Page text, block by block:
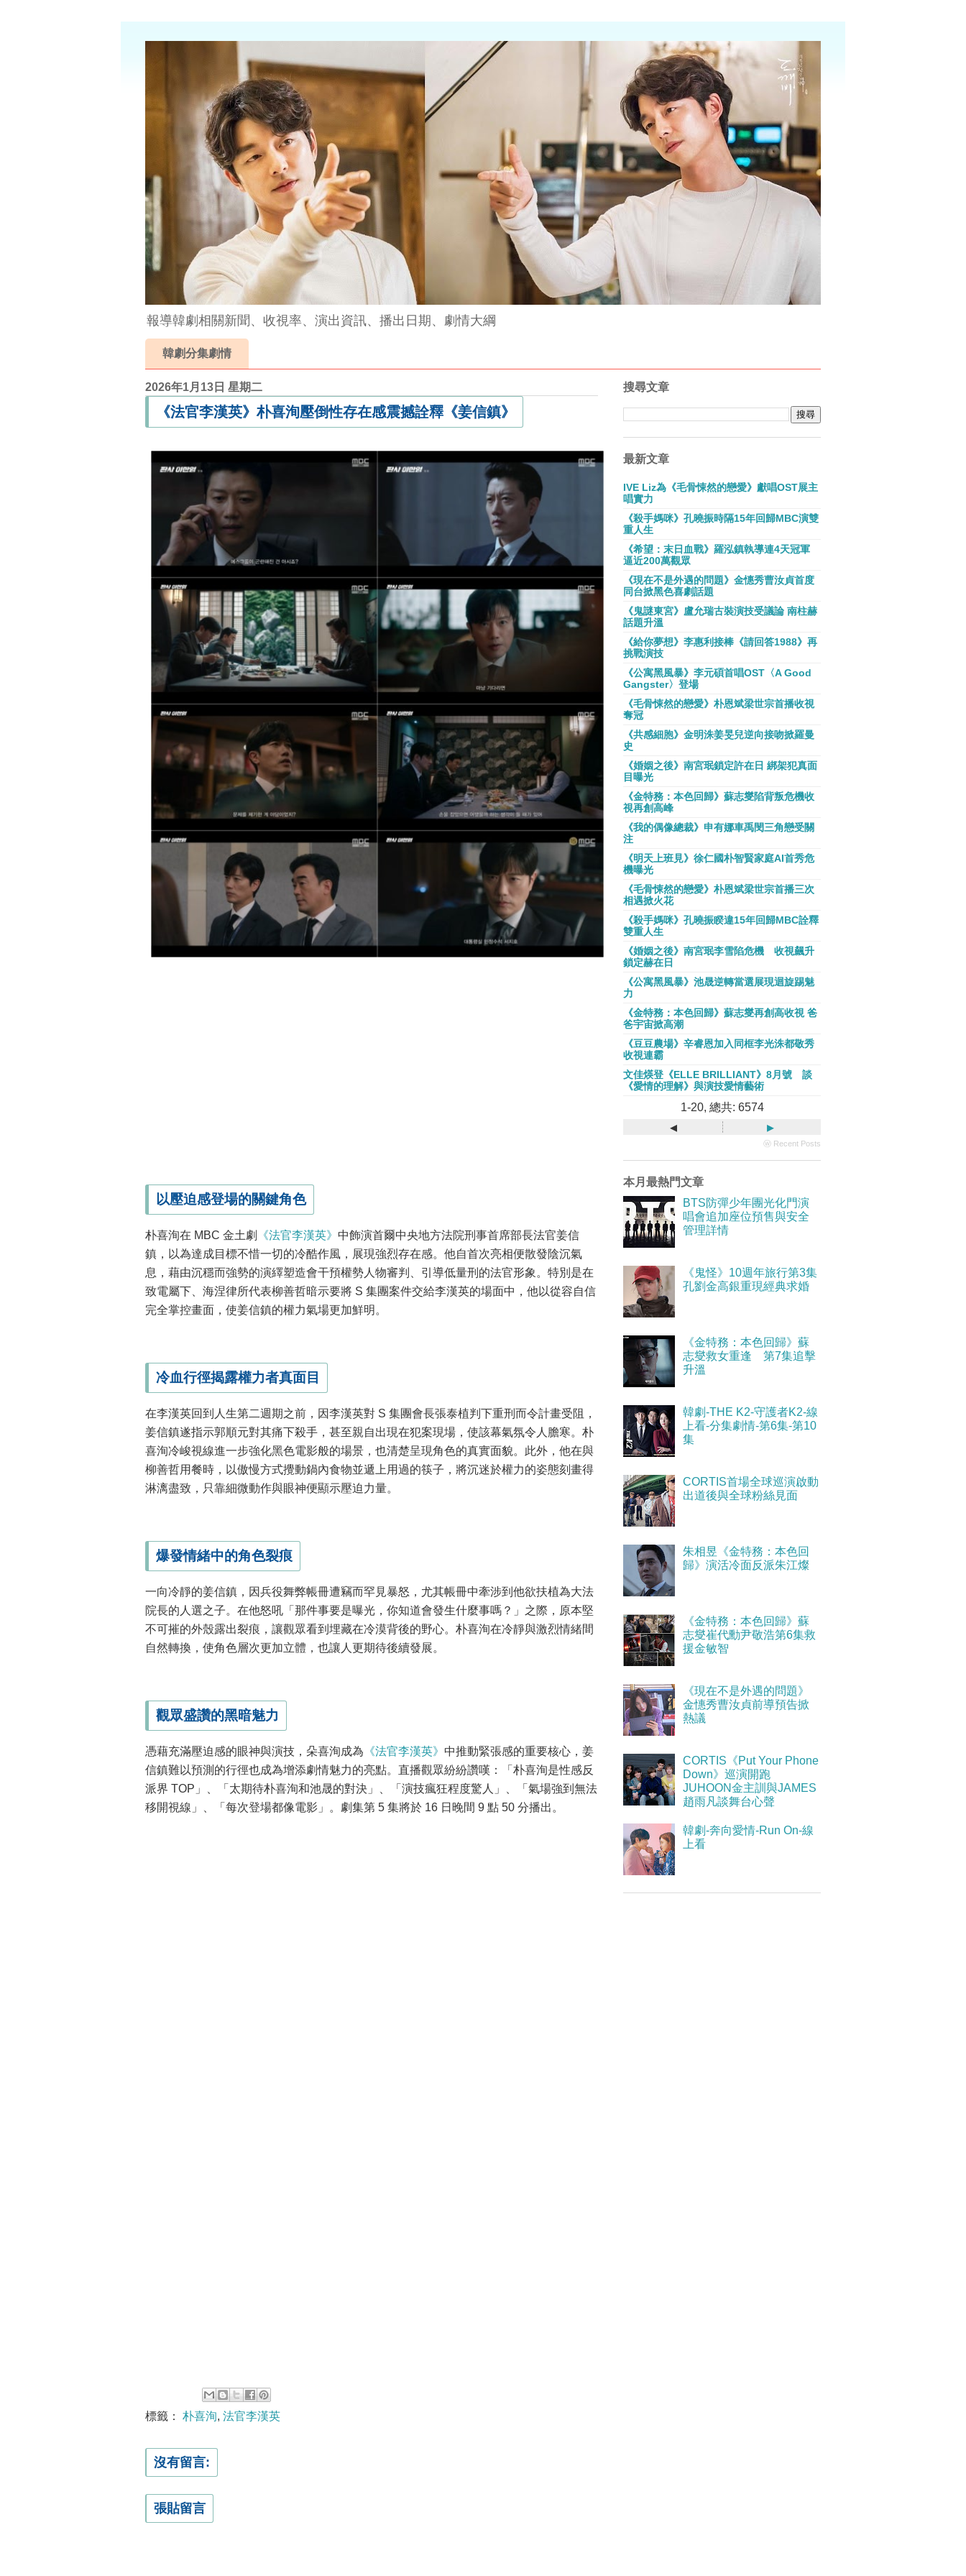
報導韓劇相關新聞、收視率、演出資訊、播出日期、劇情大綱
韓劇分集劇情
2026年1月13日 星期二
《法官李漢英》朴喜洵壓倒性存在感震撼詮釋《姜信鎮》
以壓迫感登場的關鍵角色
朴喜洵在 MBC 金土劇 《法官李漢英》 中飾演首爾中央地方法院刑事首席部長法官姜信
鎮，以為達成目標不惜一切的冷酷作風，展現強烈存在感。他自首次亮相便散發陰沉氣
息，藉由沉穩而強勢的演繹塑造會干預權勢人物審判、引導低量刑的法官形象。特別是在
致電屬下、海涅律所代表柳善哲暗示要將 S 集團案件交給李漢英的場面中，他以從容自信
完全掌控畫面，使姜信鎮的權力氣場更加鮮明。
冷血行徑揭露權力者真面目
在李漢英回到人生第二週期之前，因李漢英對 S 集團會長張泰植判下重刑而令計畫受阻，
姜信鎮遂指示郭順元對其痛下殺手，甚至親自出現在犯案現場，使該幕氣氛令人膽寒。朴
喜洵冷峻視線進一步強化黑色電影般的場景，也清楚呈現角色的真實面貌。此外，他在與
柳善哲用餐時，以傲慢方式攪動鍋內食物並遞上用過的筷子，將沉迷於權力的姿態刻畫得
淋漓盡致，只靠細微動作與眼神便顯示壓迫力量。
爆發情緒中的角色裂痕
一向冷靜的姜信鎮，因兵役舞弊帳冊遭竊而罕見暴怒，尤其帳冊中牽涉到他欲扶植為大法
院長的人選之子。在他怒吼「那件事要是曝光，你知道會發生什麼事嗎？」之際，原本堅
不可摧的外殼露出裂痕，讓觀眾看到埋藏在冷漠背後的野心。朴喜洵在冷靜與激烈情緒間
自然轉換，使角色層次更加立體，也讓人更期待後續發展。
觀眾盛讚的黑暗魅力
憑藉充滿壓迫感的眼神與演技，朵喜洵成為 《法官李漢英》 中推動緊張感的重要核心，姜
信鎮難以預測的行徑也成為增添劇情魅力的亮點。直播觀眾紛紛讚嘆：「朴喜洵是性感反
派界 TOP」、「太期待朴喜洵和池晟的對決」、「演技瘋狂程度驚人」、「氣場強到無法
移開視線」、「每次登場都像電影」。劇集第 5 集將於 16 日晚間 9 點 50 分播出。
標籤： 朴喜洵, 法官李漢英
沒有留言:
張貼留言
搜尋文章
最新文章
IVE Liz為《毛骨悚然的戀愛》獻唱OST展主
唱實力
《殺手媽咪》孔曉振時隔15年回歸MBC演雙
重人生
《希望：末日血戰》羅泓鎮執導連4天冠軍
逼近200萬觀眾
《現在不是外遇的問題》金憓秀曹汝貞首度
同台掀黑色喜劇話題
《鬼謎東宮》盧允瑞古裝演技受議論 南柱赫
話題升溫
《給你夢想》李惠利接棒《請回答1988》再
挑戰演技
《公寓黑風暴》李元碩首唱OST〈A Good
Gangster〉登場
《毛骨悚然的戀愛》朴恩斌梁世宗首播收視
奪冠
《共感細胞》金明洙姜旻兒逆向接吻掀羅曼
史
《婚姻之後》南宮珉鎖定許在日 綁架犯真面
目曝光
《金特務：本色回歸》蘇志燮陷背叛危機收
視再創高峰
《我的偶像總裁》申有娜車禹閔三角戀受關
注
《明天上班見》徐仁國朴智賢家庭AI首秀危
機曝光
《毛骨悚然的戀愛》朴恩斌梁世宗首播三次
相遇掀火花
《殺手媽咪》孔曉振睽違15年回歸MBC詮釋
雙重人生
《婚姻之後》南宮珉李雪陷危機 收視飆升
鎖定赫在日
《公寓黑風暴》池晟逆轉當選展現迴旋踢魅
力
《金特務：本色回歸》蘇志燮再創高收視 爸
爸宇宙掀高潮
《豆豆農場》辛睿恩加入同框李光洙都敬秀
收視連霸
文佳煐登《ELLE BRILLIANT》8月號 談
《愛情的理解》與演技愛情藝術
1-20, 總共: 6574
◂ ▸
ⓦ Recent Posts
本月最熱門文章
BTS防彈少年團光化門演
唱會追加座位預售與安全
管理詳情
《鬼怪》10週年旅行第3集
孔劉金高銀重現經典求婚
《金特務：本色回歸》蘇
志燮救女重逢 第7集追擊
升溫
韓劇-THE K2-守護者K2-線
上看-分集劇情-第6集-第10
集
CORTIS首場全球巡演啟動
出道後與全球粉絲見面
朱相昱《金特務：本色回
歸》演活冷面反派朱江燦
《金特務：本色回歸》蘇
志燮崔代勳尹敬浩第6集救
援金敏智
《現在不是外遇的問題》
金憓秀曹汝貞前導預告掀
熱議
CORTIS《Put Your Phone
Down》巡演開跑
JUHOON金主訓與JAMES
趙雨凡談舞台心聲
韓劇-奔向愛情-Run On-線
上看